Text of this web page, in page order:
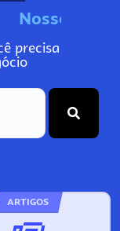
No
precisa
ARTIGOS